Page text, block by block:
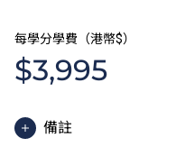
每學分學費（港幣$）
$3,995
備註